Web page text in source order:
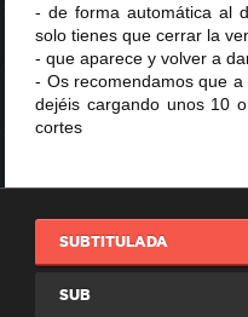
- de forma automática al
solo tienes que cerrar la
- que aparece y volver a
- Os recomendamos que a
dejéis cargando unos 10
cortes
SUBTITULADA
SUB